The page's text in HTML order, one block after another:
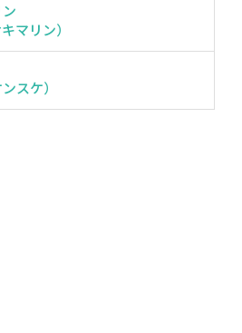
マリン）
スケ）